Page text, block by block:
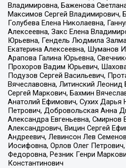
Владимировна, Баженова
Максимов Сергей Владимирович,
Голубева Елена Николаевна,
Алексеевна, Закс Елена
Юрьевна, Гендель Людмила
Екатерина Алексеевна, Шуманов
Арапова Галина Юрьевна,
Прохоров Вадим Юрьевич,
Подузов Сергей Васильевич,
Вячеславовна, Литинский Леонид
Сергей Маркович, Бахмин
Анатолий Ефимович, Сухих Дарья
Петрович, Добровольская Анна
Александра Евгеньевна, Смирнов
Александрович, Вицин Сергей
Андреевич, Левинсон Лев
Иосифовна, Орлов Олег
Федоровна, Резник Генри
Константинович